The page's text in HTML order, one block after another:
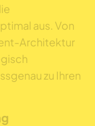
aus. Von
Architektur
zu Ihren